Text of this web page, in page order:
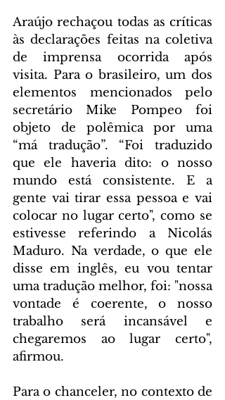
Araújo rechaçou todas as críticas
às declarações feitas na coletiva
de imprensa ocorrida após
visita. Para o brasileiro, um dos
elementos mencionados pelo
secretário Mike Pompeo foi
objeto de polêmica por uma
“má tradução”. “Foi traduzido
que ele haveria dito: o nosso
mundo está consistente. E a
gente vai tirar essa pessoa e vai
colocar no lugar certo", como se
estivesse referindo a Nicolás
Maduro. Na verdade, o que ele
disse em inglês, eu vou tentar
uma tradução melhor, foi: "nossa
vontade é coerente, o nosso
trabalho será incansável e
chegaremos ao lugar certo",
afirmou.
Para o chanceler, no contexto de